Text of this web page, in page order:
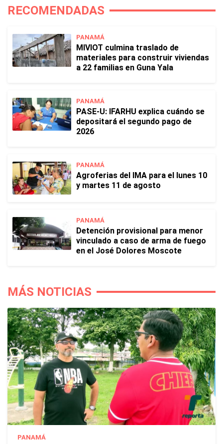
RECOMENDADAS
PANAMÁ
MIVIOT culmina traslado de
materiales para construir viviendas
a 22 familias en Guna Yala
PANAMÁ
PASE-U: IFARHU explica cuándo se
depositará el segundo pago de
2026
PANAMÁ
Agroferias del IMA para el lunes 10
y martes 11 de agosto
PANAMÁ
Detención provisional para menor
vinculado a caso de arma de fuego
en el José Dolores Moscote
MÁS NOTICIAS
PANAMÁ